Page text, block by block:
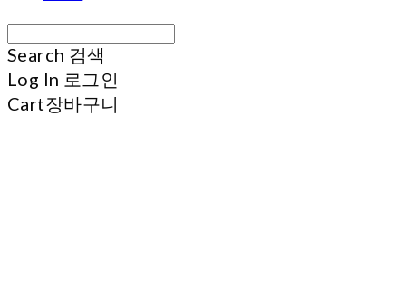
Search 검색
Log In 로그인
Cart장바구니